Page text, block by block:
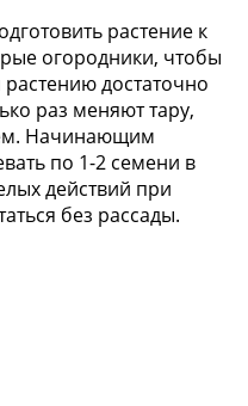
растение к
огородники, чтобы
достаточно
раз меняют тару,
Начинающим
по 1-2 семени в
действий при
без рассады.